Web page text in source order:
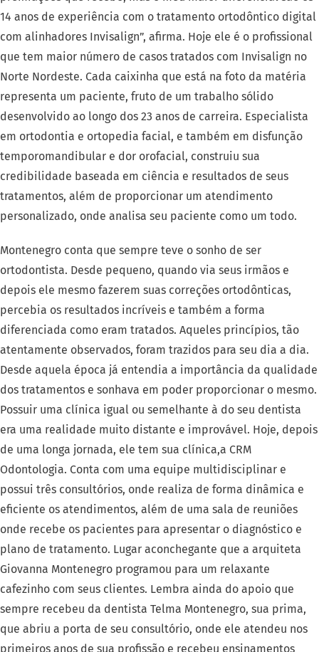
14 anos de experiência com o tratamento ortodôntico digital
com alinhadores Invisalign”, afirma. Hoje ele é o profissional
que tem maior número de casos tratados com Invisalign no
Norte Nordeste. Cada caixinha que está na foto da matéria
representa um paciente, fruto de um trabalho sólido
desenvolvido ao longo dos 23 anos de carreira. Especialista
em ortodontia e ortopedia facial, e também em disfunção
temporomandibular e dor orofacial, construiu sua
credibilidade baseada em ciência e resultados de seus
tratamentos, além de proporcionar um atendimento
personalizado, onde analisa seu paciente como um todo.
Montenegro conta que sempre teve o sonho de ser
ortodontista. Desde pequeno, quando via seus irmãos e
depois ele mesmo fazerem suas correções ortodônticas,
percebia os resultados incríveis e também a forma
diferenciada como eram tratados. Aqueles princípios, tão
atentamente observados, foram trazidos para seu dia a dia.
Desde aquela época já entendia a importância da qualidade
dos tratamentos e sonhava em poder proporcionar o mesmo.
Possuir uma clínica igual ou semelhante à do seu dentista
era uma realidade muito distante e improvável. Hoje, depois
de uma longa jornada, ele tem sua clínica,a CRM
Odontologia. Conta com uma equipe multidisciplinar e
possui três consultórios, onde realiza de forma dinâmica e
eficiente os atendimentos, além de uma sala de reuniões
onde recebe os pacientes para apresentar o diagnóstico e
plano de tratamento. Lugar aconchegante que a arquiteta
Giovanna Montenegro programou para um relaxante
cafezinho com seus clientes. Lembra ainda do apoio que
sempre recebeu da dentista Telma Montenegro, sua prima,
que abriu a porta de seu consultório, onde ele atendeu nos
primeiros anos de sua profissão e recebeu ensinamentos